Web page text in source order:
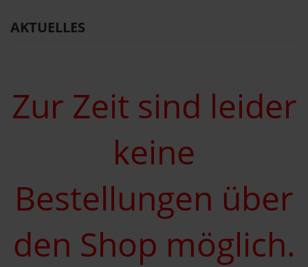
AKTUELLES
Zur Zeit sind leider
keine
Bestellungen über
den Shop möglich.